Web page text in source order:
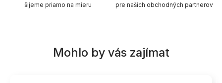
šijeme priamo na mieru pre našich obchodných partnerov